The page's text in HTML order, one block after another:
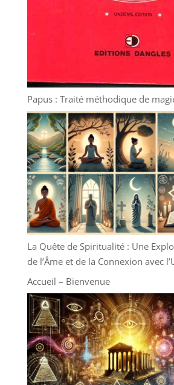
Papus : Traité méthodique de
La Quête de Spiritualité : Une
de l’Âme et de la Connexion avec
Accueil – Bienvenue